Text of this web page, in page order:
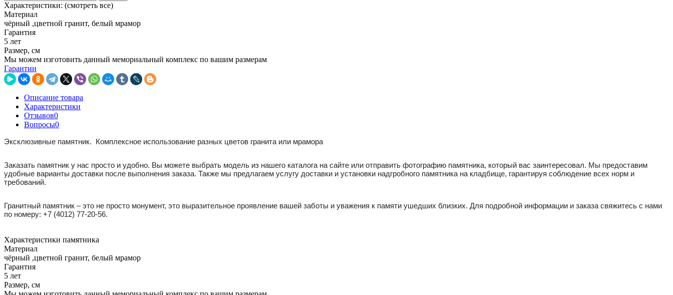
Характеристики: (смотреть все)
Материал
чёрный ,цветной гранит, белый мрамор
Гарантия
5 лет
Размер, см
Мы можем изготовить данный мемориальный комплекс по вашим размерам
Гарантии
Описание товара
Характеристики
Отзывов0
Вопросы0
Эксклюзивные памятник. Комплексное использование разных цветов гранита или мрамора
Заказать памятник у нас просто и удобно. Вы можете выбрать модель из нашего каталога на сайте или отправить фотографию памятника, который вас заинтересовал. Мы предоставим
удобные варианты доставки после выполнения заказа. Также мы предлагаем услугу доставки и установки надгробного памятника на кладбище, гарантируя соблюдение всех норм и
требований.
Гранитный памятник – это не просто монумент, это выразительное проявление вашей заботы и уважения к памяти ушедших близких. Для подробной информации и заказа свяжитесь с нами
по номеру: +7 (4012) 77-20-56.
Характеристики памятника
Материал
чёрный ,цветной гранит, белый мрамор
Гарантия
5 лет
Размер, см